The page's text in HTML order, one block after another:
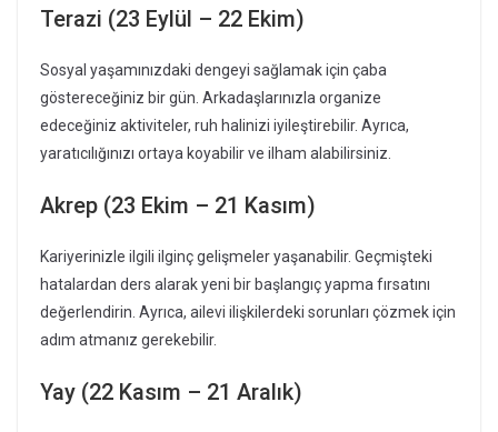
Terazi (23 Eylül – 22 Ekim)
Sosyal yaşamınızdaki dengeyi sağlamak için çaba
göstereceğiniz bir gün. Arkadaşlarınızla organize
edeceğiniz aktiviteler, ruh halinizi iyileştirebilir. Ayrıca,
yaratıcılığınızı ortaya koyabilir ve ilham alabilirsiniz.
Akrep (23 Ekim – 21 Kasım)
Kariyerinizle ilgili ilginç gelişmeler yaşanabilir. Geçmişteki
hatalardan ders alarak yeni bir başlangıç yapma fırsatını
değerlendirin. Ayrıca, ailevi ilişkilerdeki sorunları çözmek için
adım atmanız gerekebilir.
Yay (22 Kasım – 21 Aralık)